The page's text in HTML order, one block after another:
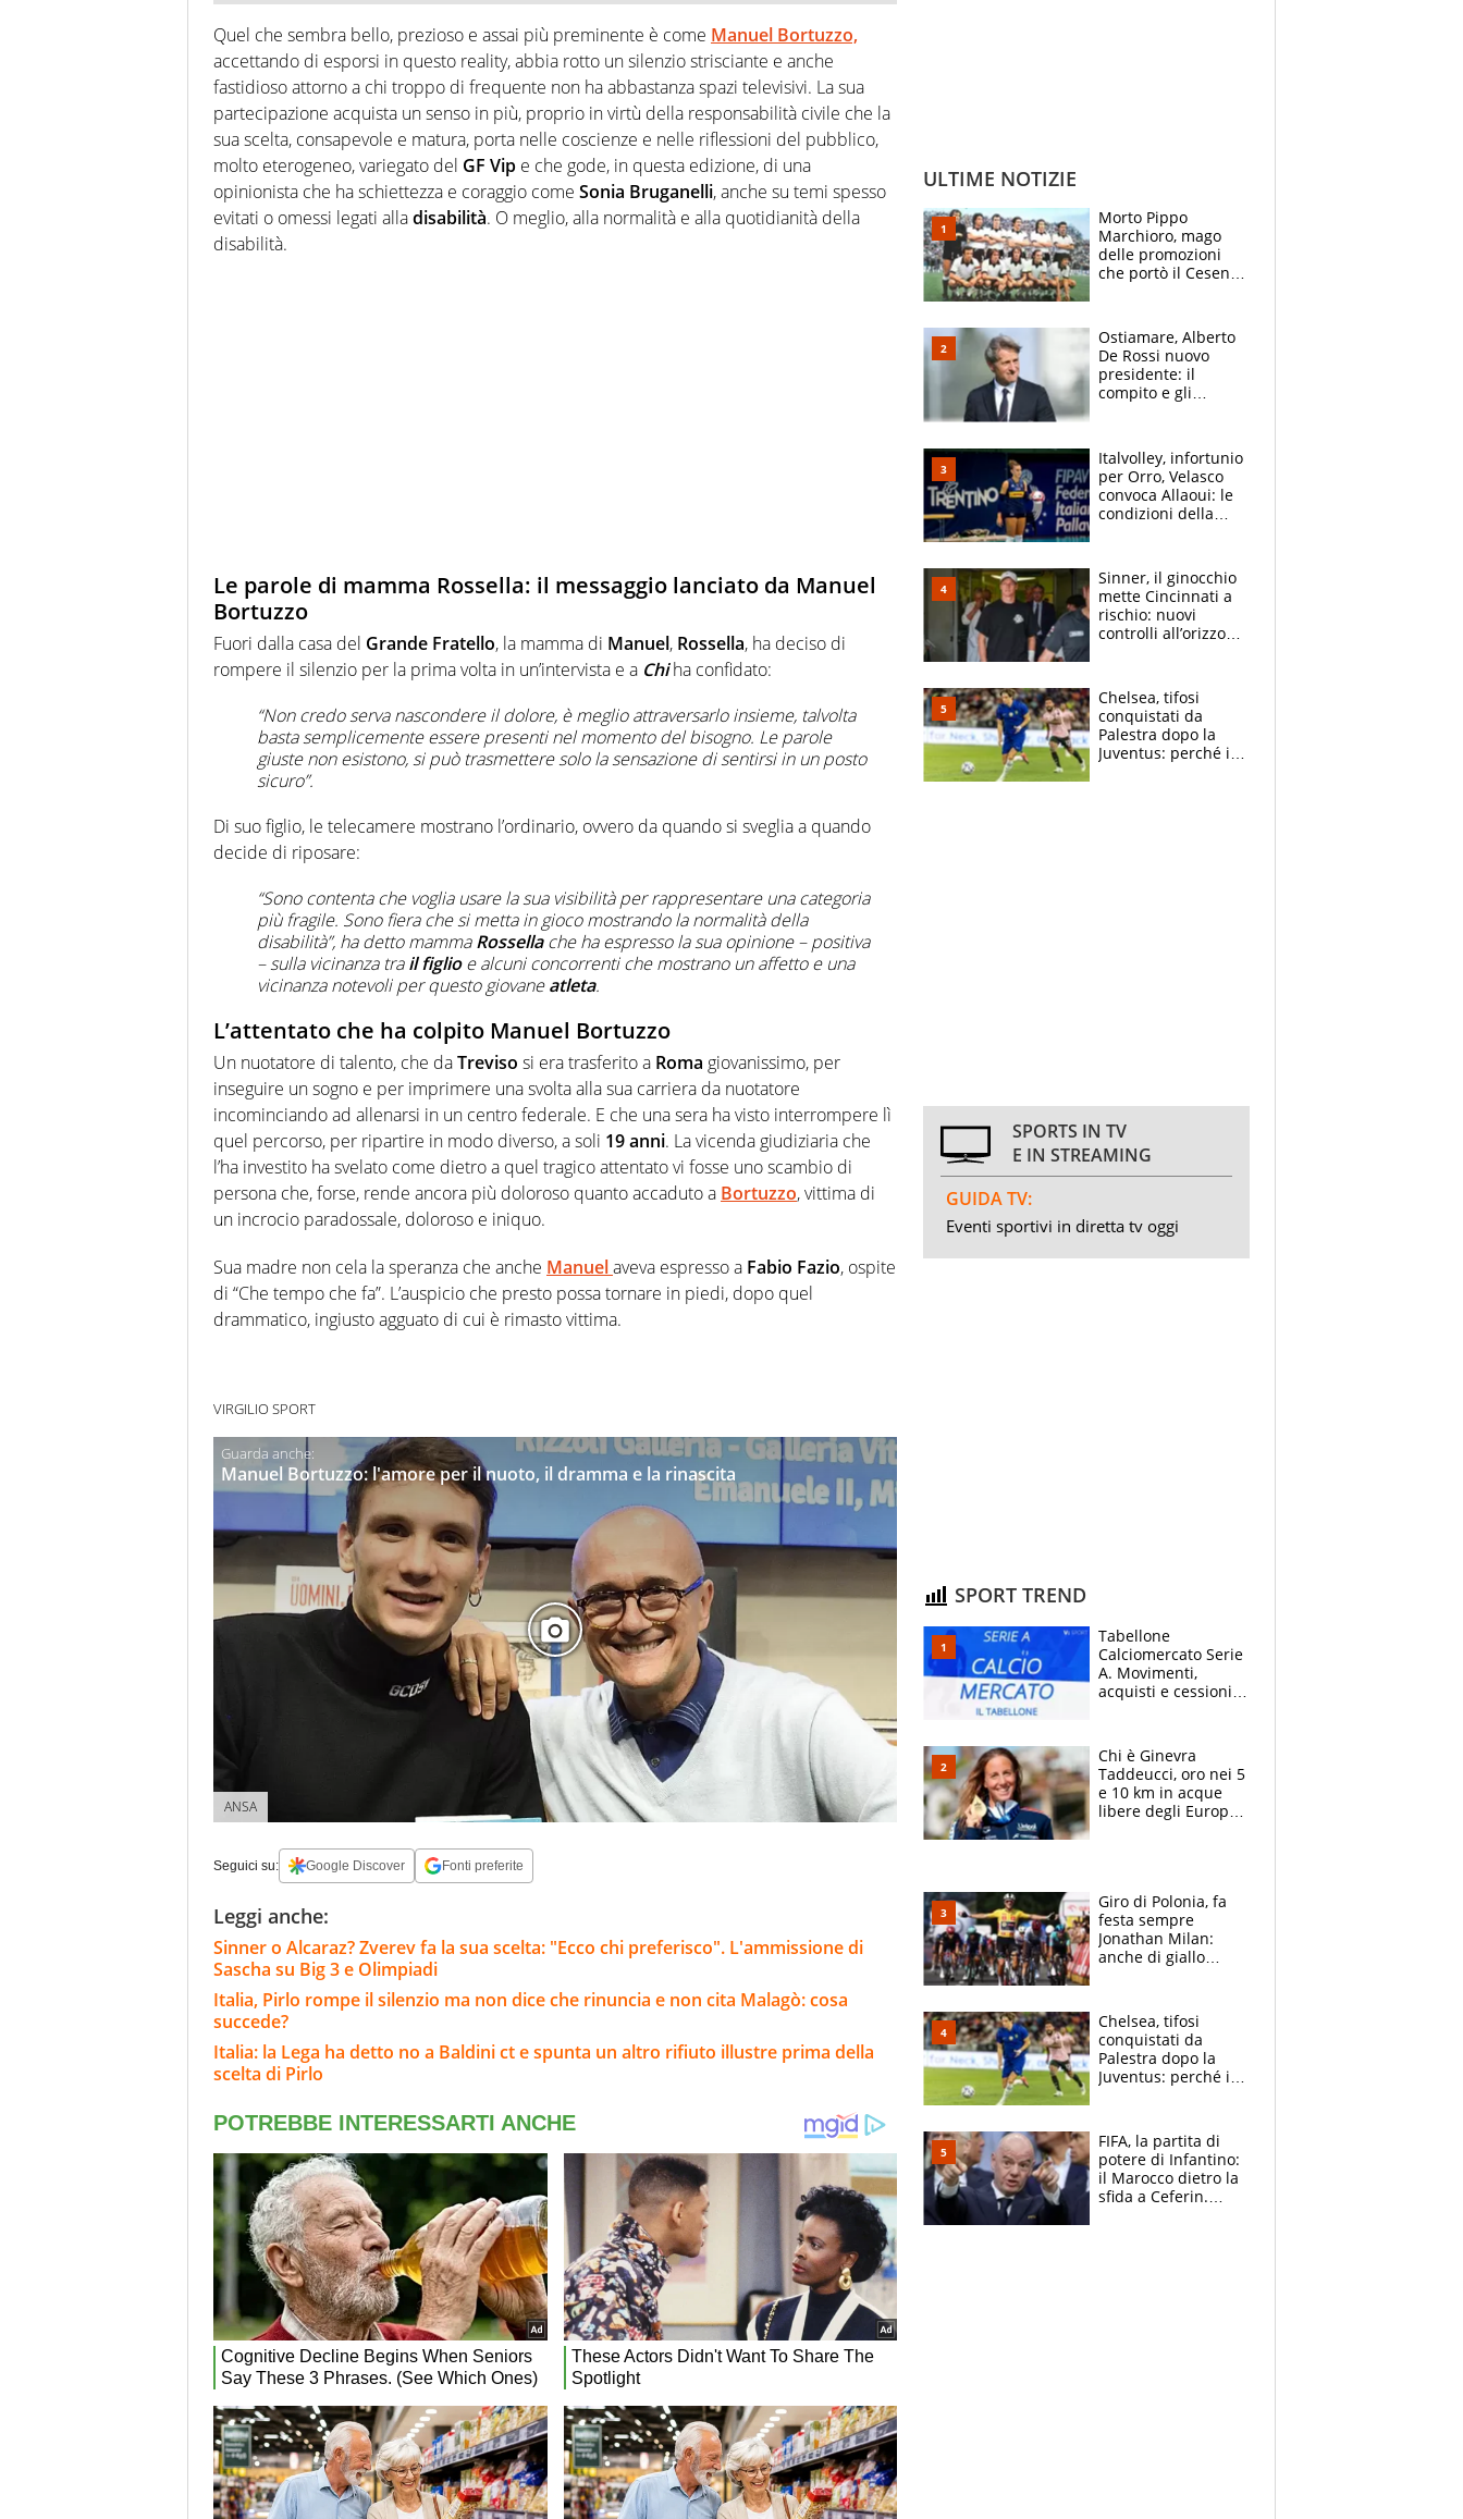
Quel che sembra bello, prezioso e assai più preminente è come Manuel Bortuzzo,
accettando di esporsi in questo reality, abbia rotto un silenzio strisciante e anche
fastidioso attorno a chi troppo di frequente non ha abbastanza spazi televisivi. La sua
partecipazione acquista un senso in più, proprio in virtù della responsabilità civile che la
sua scelta, consapevole e matura, porta nelle coscienze e nelle riflessioni del pubblico,
molto eterogeneo, variegato del GF Vip e che gode, in questa edizione, di una
opinionista che ha schiettezza e coraggio come Sonia Bruganelli, anche su temi spesso
evitati o omessi legati alladisabilità. O meglio, alla normalità e alla quotidianità della
disabilità.
Le parole di mamma Rossella: il messaggio lanciato da Manuel
Bortuzzo
Fuori dalla casa del Grande Fratello, la mamma di Manuel, Rossella, ha deciso di
rompere il silenzio per la prima volta in un’intervista e a Chiha confidato:
“Non credo serva nascondere il dolore, è meglio attraversarlo insieme, talvolta
basta semplicemente essere presenti nel momento del bisogno. Le parole
giuste non esistono, si può trasmettere solo la sensazione di sentirsi in un posto
sicuro”.
Di suo figlio, le telecamere mostrano l’ordinario, ovvero da quando si sveglia a quando
decide di riposare:
“Sono contenta che voglia usare la sua visibilità per rappresentare una categoria
più fragile. Sono fiera che si metta in gioco mostrando la normalità della
disabilità”, ha detto mammaRossellache ha espresso la sua opinione – positiva
– sulla vicinanza trail figlioe alcuni concorrenti che mostrano un affetto e una
vicinanza notevoli per questo giovaneatleta.
L’attentato che ha colpito Manuel Bortuzzo
Un nuotatore di talento, che daTreviso si era trasferito a Roma giovanissimo, per
inseguire un sogno e per imprimere una svolta alla sua carriera da nuotatore
incominciando ad allenarsi in un centro federale. E che una sera ha visto interrompere lì
quel percorso, per ripartire in modo diverso, a soli 19 anni. La vicenda giudiziaria che
l’ha investito ha svelato come dietro a quel tragico attentato vi fosse uno scambio di
persona che, forse, rende ancora più doloroso quanto accaduto a Bortuzzo, vittima di
un incrocio paradossale, doloroso e iniquo.
Sua madre non cela la speranza che anche Manuelaveva espresso a Fabio Fazio, ospite
di “Che tempo che fa”. L’auspicio che presto possa tornare in piedi, dopo quel
drammatico, ingiusto agguato di cui è rimasto vittima.
VIRGILIO SPORT
Manuel Bortuzzo: l'amore per il nuoto, il dramma e la rinascita
ANSA
Seguici su: Google Discover Fonti preferite
Leggi anche:
Sinner o Alcaraz? Zverev fa la sua scelta: "Ecco chi preferisco". L'ammissione di
Sascha su Big 3 e Olimpiadi
Italia, Pirlo rompe il silenzio ma non dice che rinuncia e non cita Malagò: cosa
succede?
Italia: la Lega ha detto no a Baldini ct e spunta un altro rifiuto illustre prima della
scelta di Pirlo
ULTIME NOTIZIE
Morto Pippo
Marchioro, mago
delle promozioni
che portò il Cesena
di Baresi
Ostiamare, Alberto
De Rossi nuovo
presidente: il
compito e gli
Italvolley, infortunio
per Orro, Velasco
convoca Allaoui: le
condizioni della
Sinner, il ginocchio
mette Cincinnati a
rischio: nuovi
controlli all’orizzonte
Open
Chelsea, tifosi
conquistati da
Palestra dopo la
Juventus: perché i
SPORTS IN TV
E IN STREAMING
GUIDA TV:
Eventi sportivi in diretta tv oggi
SPORT TREND
Tabellone
Calciomercato Serie
A. Movimenti,
acquisti e cessioni:
Chi è Ginevra
Taddeucci, oro nei 5
e 10 km in acque
libere degli Europei
Giro di Polonia, fa
festa sempre
Jonathan Milan:
anche di giallo
Malucelli, terzo)
Chelsea, tifosi
conquistati da
Palestra dopo la
Juventus: perché i
FIFA, la partita di
potere di Infantino:
il Marocco dietro la
sfida a Ceferin.